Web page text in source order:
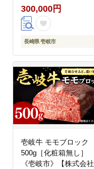
BBQ [JFE097] 300000
300000円 30万円
300,000円
長崎県 壱岐市
壱岐牛 モモブロック
500g［化粧箱無し］
《壱岐市》【株式会社